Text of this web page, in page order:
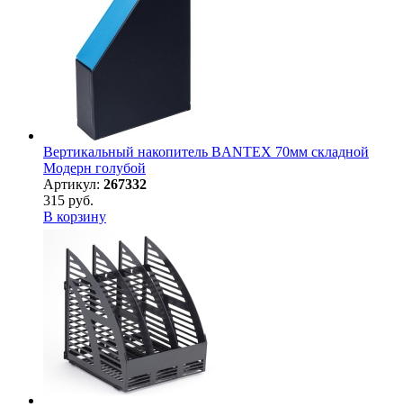
Вертикальный накопитель BANTEX 70мм складной
Модерн голубой
Артикул: 267332
315 руб.
В корзину